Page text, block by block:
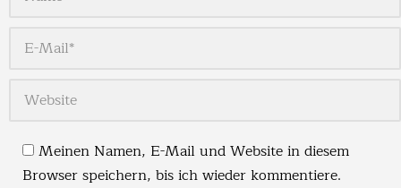
E-Mail *
Website
Meinen Namen, E-Mail und Website in diesem
Browser speichern, bis ich wieder kommentiere.